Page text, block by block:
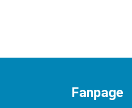
Fanpage